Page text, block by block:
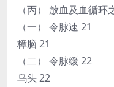
（丙） 放血及血循环
（一） 令脉速 21
樟脑 21
（二） 令脉缓 22
乌头 22